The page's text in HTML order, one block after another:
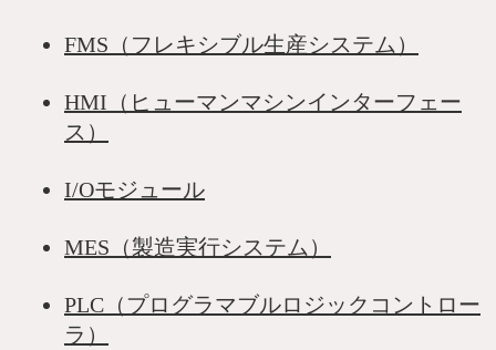
FMS（フレキシブル生産システム）
HMI（ヒューマンマシンインターフェー
ス）
I/Oモジュール
MES（製造実行システム）
PLC（プログラマブルロジックコントロー
ラ）